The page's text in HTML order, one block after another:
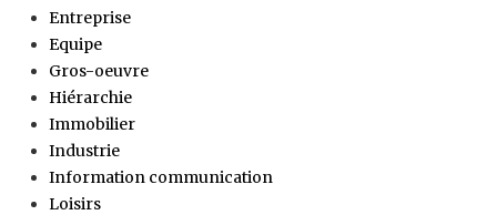
Entreprise
Equipe
Gros-oeuvre
Hiérarchie
Immobilier
Industrie
Information communication
Loisirs